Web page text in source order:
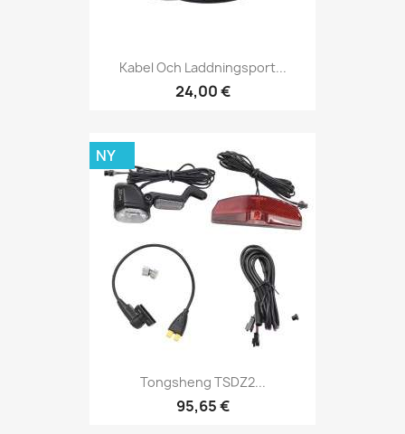
Kabel Och Laddningsport...
24,00 €
Tongsheng TSDZ2...
95,65 €
NY